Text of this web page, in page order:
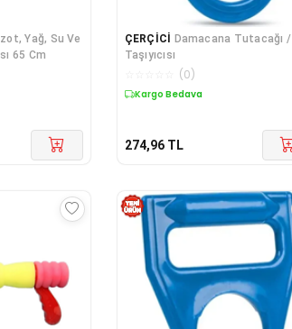
Yağ, Su Ve
65 Cm
ÇERÇİCİ Damacana Tutacağı /
Taşıyıcısı
(0)
Kargo Bedava
274,96 TL